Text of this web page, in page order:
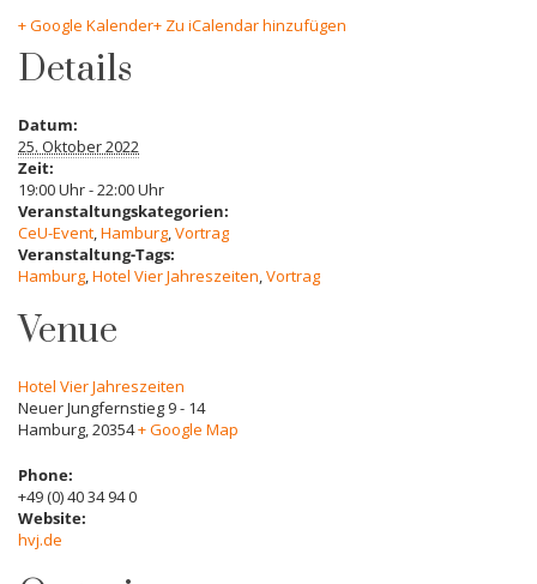
+ Google Kalender+ Zu iCalendar hinzufügen
Details
Datum:
25. Oktober 2022
Zeit:
19:00 Uhr - 22:00 Uhr
Veranstaltungskategorien:
CeU-Event,Hamburg,Vortrag
Veranstaltung-Tags:
Hamburg,Hotel Vier Jahreszeiten,Vortrag
Venue
Hotel Vier Jahreszeiten
Neuer Jungfernstieg 9 - 14
Hamburg,20354+ Google Map
Phone:
+49 (0) 40 34 94 0
Website:
hvj.de